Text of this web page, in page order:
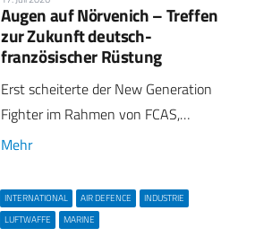
Augen auf Nörvenich – Treffen
zur Zukunft deutsch-
französischer Rüstung
Erst scheiterte der New Generation
Fighter im Rahmen von FCAS,…
Mehr
INTERNATIONAL AIR DEFENCE
INDUSTRIE
LUFTWAFFE
MARINE